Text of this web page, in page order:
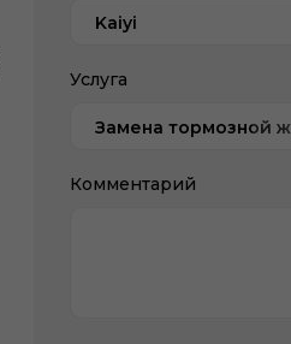
Kaiyi
Услуга
Замена тормозной
Комментарий